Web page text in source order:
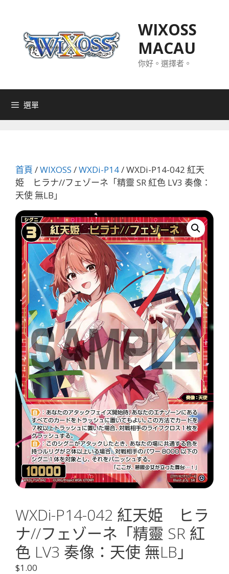
WIXOSS
MACAU
你好。選擇者。
選單
首頁 /WIXOSS /WXDi-P14/ WXDi-P14-042 紅天
姫 ヒラナ//フェゾーネ「精靈 SR 紅色 LV3 奏像：
天使 無LB」
WXDi-P14-042 紅天姫 ヒラ
ナ//フェゾーネ「精靈 SR 紅
色 LV3 奏像：天使 無LB」
$1.00